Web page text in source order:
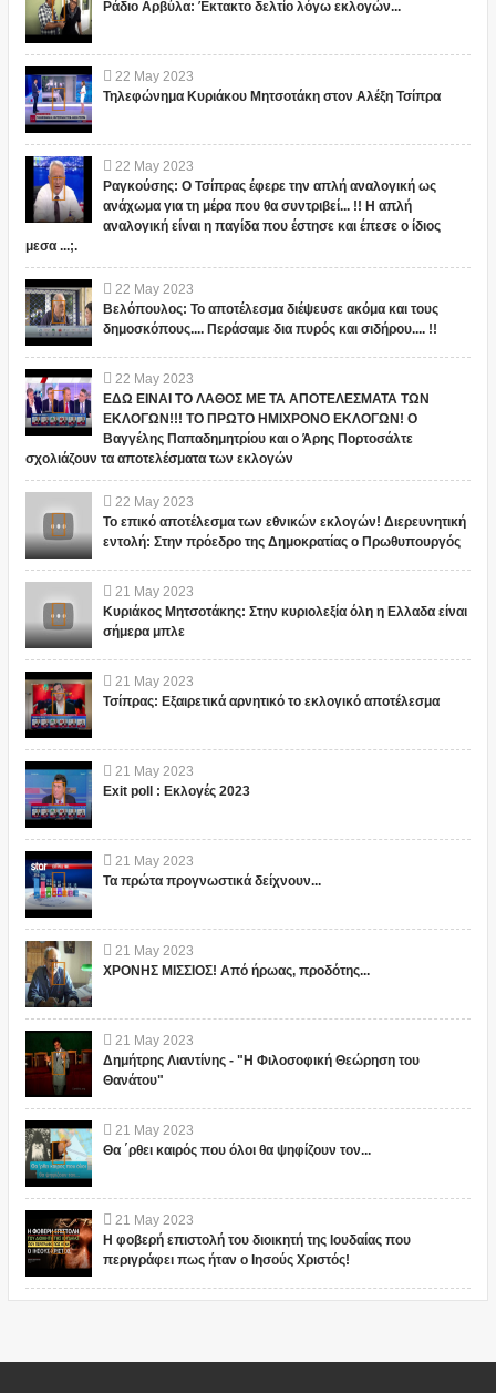
Ράδιο Αρβύλα: Έκτακτο δελτίο λόγω εκλογών...
22 May 2023
Τηλεφώνημα Κυριάκου Μητσοτάκη στον Αλέξη Τσίπρα
22 May 2023
Ραγκούσης: Ο Τσίπρας έφερε την απλή αναλογική ως
ανάχωμα για τη μέρα που θα συντριβεί... !! Η απλή
αναλογική είναι η παγίδα που έστησε και έπεσε ο ίδιος
μεσα ...;.
22 May 2023
Βελόπουλος: Το αποτέλεσμα διέψευσε ακόμα και τους
δημοσκόπους.... Περάσαμε δια πυρός και σιδήρου.... !!
22 May 2023
ΕΔΩ ΕΙΝΑΙ ΤΟ ΛΑΘΟΣ ΜΕ ΤΑ ΑΠΟΤΕΛΕΣΜΑΤΑ ΤΩΝ
ΕΚΛΟΓΩΝ!!! ΤΟ ΠΡΩΤΟ ΗΜΙΧΡΟΝΟ ΕΚΛΟΓΩΝ! Ο
Βαγγέλης Παπαδημητρίου και ο Άρης Πορτοσάλτε
σχολιάζουν τα αποτελέσματα των εκλογών
22 May 2023
Το επικό αποτέλεσμα των εθνικών εκλογών! Διερευνητική
εντολή: Στην πρόεδρο της Δημοκρατίας ο Πρωθυπουργός
21 May 2023
Κυριάκος Μητσοτάκης: Στην κυριολεξία όλη η Ελλαδα είναι
σήμερα μπλε
21 May 2023
Τσίπρας: Εξαιρετικά αρνητικό το εκλογικό αποτέλεσμα
21 May 2023
Exit poll : Εκλογές 2023
21 May 2023
Τα πρώτα προγνωστικά δείχνουν...
21 May 2023
ΧΡΟΝΗΣ ΜΙΣΣΙΟΣ! Από ήρωας, προδότης...
21 May 2023
Δημήτρης Λιαντίνης - "Η Φιλοσοφική Θεώρηση του
Θανάτου"
21 May 2023
Θα ΄ρθει καιρός που όλοι θα ψηφίζουν τον...
21 May 2023
Η φοβερή επιστολή του διοικητή της Ιουδαίας που
περιγράφει πως ήταν ο Ιησούς Χριστός!